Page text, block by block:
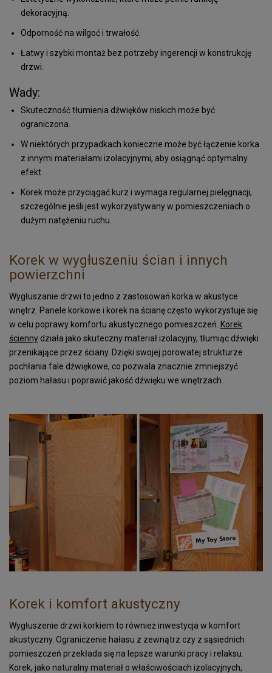
dekoracyjną.
Odporność na wilgoć i trwałość.
Łatwy i szybki montaż bez potrzeby ingerencji w konstrukcję
drzwi.
Wady:
Skuteczność tłumienia dźwięków niskich może być
ograniczona.
W niektórych przypadkach konieczne może być łączenie korka
z innymi materiałami izolacyjnymi, aby osiągnąć optymalny
efekt.
Korek może przyciągać kurz i wymaga regularnej pielęgnacji,
szczególnie jeśli jest wykorzystywany w pomieszczeniach o
dużym natężeniu ruchu.
Korek w wygłuszeniu ścian i innych
powierzchni
Wygłuszanie drzwi to jedno z zastosowań korka w akustyce
wnętrz. Panele korkowe i korek na ścianę często wykorzystuje się
w celu poprawy komfortu akustycznego pomieszczeń. Korek
ścienny działa jako skuteczny materiał izolacyjny, tłumiąc dźwięki
przenikające przez ściany. Dzięki swojej porowatej strukturze
pochłania fale dźwiękowe, co pozwala znacznie zmniejszyć
poziom hałasu i poprawić jakość dźwięku we wnętrzach.
Korek i komfort akustyczny
Wygłuszenie drzwi korkiem to również inwestycja w komfort
akustyczny. Ograniczenie hałasu z zewnątrz czy z sąsiednich
pomieszczeń przekłada się na lepsze warunki pracy i relaksu.
Korek, jako naturalny materiał o właściwościach izolacyjnych,